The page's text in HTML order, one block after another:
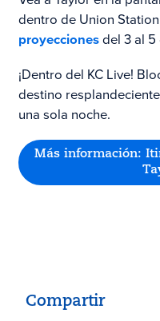
dentro de Union
proyeccionesdel 3 al 5
¡Dentro del KC Live!
destino
una sola noche.
Más información:
Compartir